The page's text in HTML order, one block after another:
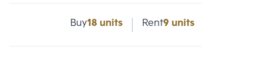
Buy18 units Rent9 units